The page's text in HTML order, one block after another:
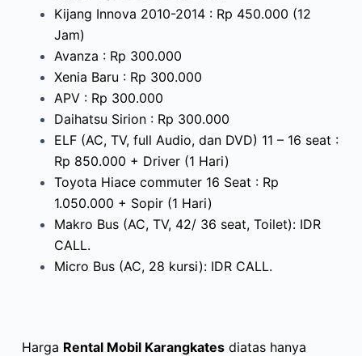
Kijang Innova 2010-2014 : Rp 450.000 (12
Jam)
Avanza : Rp 300.000
Xenia Baru : Rp 300.000
APV : Rp 300.000
Daihatsu Sirion : Rp 300.000
ELF (AC, TV, full Audio, dan DVD) 11 – 16 seat :
Rp 850.000 + Driver (1 Hari)
Toyota Hiace commuter 16 Seat : Rp
1.050.000 + Sopir (1 Hari)
Makro Bus (AC, TV, 42/ 36 seat, Toilet): IDR
CALL.
Micro Bus (AC, 28 kursi): IDR CALL.
Harga Rental Mobil Karangkatesdiatas hanya